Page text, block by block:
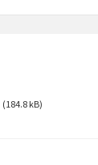
(184.8 kB)